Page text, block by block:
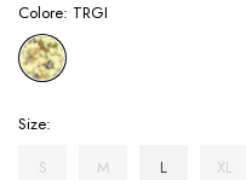
Colore: TRGI
Size:
S
M L XL